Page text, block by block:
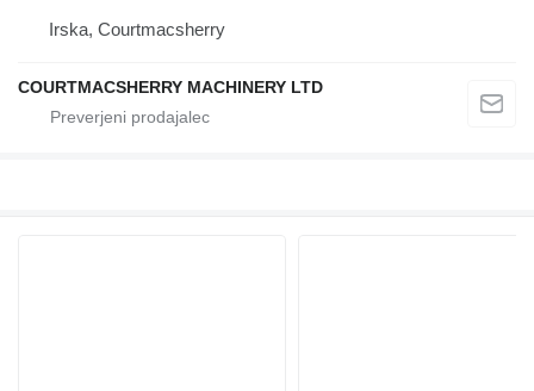
Irska, Courtmacsherry
COURTMACSHERRY MACHINERY LTD